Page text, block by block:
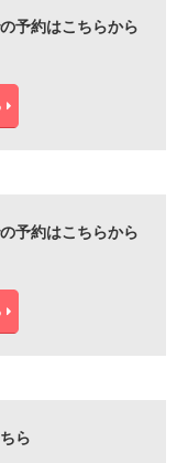
予約はこちらから
予約はこちらから
ら